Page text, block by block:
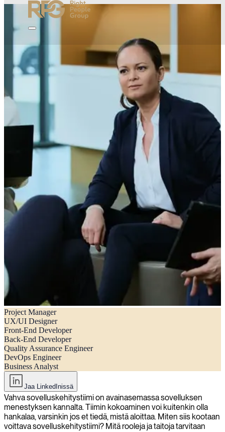
Avainjäsenet, jotka sinun tulisi ottaa sovelluskehitystiimiinne
Project Manager
UX/UI Designer
Front-End Developer
Back-End Developer
Quality Assurance Engineer
DevOps Engineer
Business Analyst
Jaa LinkedInissä
Vahva sovelluskehitystiimi on avainasemassa sovelluksen
menestyksen kannalta. Tiimin kokoaminen voi kuitenkin olla
hankalaa, varsinkin jos et tiedä, mistä aloittaa. Miten siis kootaan
voittava sovelluskehitystiimi? Mitä rooleja ja taitoja tarvitaan